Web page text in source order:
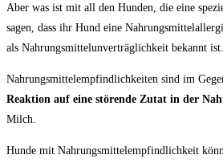
Aber was ist mit all den Hunden, die eine
sagen, dass ihr Hund eine
als Nahrungsmittelunverträglichkeit bekannt ist.
Nahrungsmittelempfindlichkeiten sind im
Reaktion auf eine störende Zutat in der
Milch.
Hunde mit Nahrungsmittelempfindlichkeit